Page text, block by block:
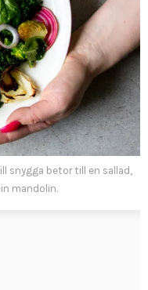
snygga betor till en sallad,
mandolin.